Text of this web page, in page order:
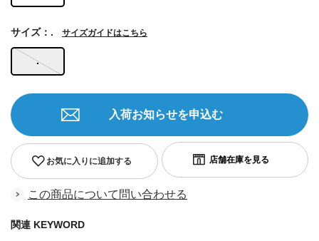
.
サイズ：. サイズガイドはこちら
お気に入りに追加する
入荷お知らせを申込む
この商品について問い合わせる
関連 KEYWORD